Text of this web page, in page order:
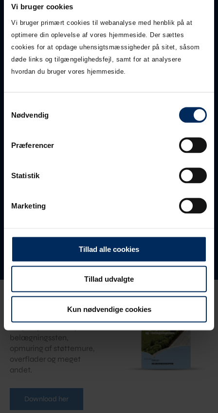
Vi bruger cookies
Vi bruger primært cookies til webanalyse med henblik på at
optimere din oplevelse af vores hjemmeside. Der sættes
cookies for at opdage uhensigtsmæssigheder på sitet, såsom
døde links og tilgængelighedsfejl, samt for at analysere
hvordan du bruger vores hjemmeside.
Nødvendig
Præferencer
Statistik
Marketing
Tillad alle cookies
Tillad udvalgte
Kun nødvendige cookies
Vejledninger
belægningssten,
opmuring af støttemure,
overflader og meget
andet.
Download her